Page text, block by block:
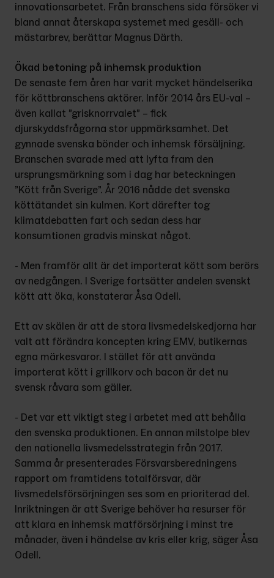
innovationsarbetet. Från branschens sida försöker vi
bland annat återskapa systemet med gesäll- och
mästarbrev, berättar Magnus Därth.
Ökad betoning på inhemsk produktion
De senaste fem åren har varit mycket händelserika
för köttbranschens aktörer. Inför 2014 års EU-val –
även kallat ”grisknorrvalet” – fick
djurskyddsfrågorna stor uppmärksamhet. Det
gynnade svenska bönder och inhemsk försäljning.
Branschen svarade med att lyfta fram den
ursprungsmärkning som i dag har beteckningen
”Kött från Sverige”. År 2016 nådde det svenska
köttätandet sin kulmen. Kort därefter tog
klimatdebatten fart och sedan dess har
konsumtionen gradvis minskat något.
- Men framför allt är det importerat kött som berörs
av nedgången. I Sverige fortsätter andelen svenskt
kött att öka, konstaterar Åsa Odell.
Ett av skälen är att de stora livsmedelskedjorna har
valt att förändra koncepten kring EMV, butikernas
egna märkesvaror. I stället för att använda
importerat kött i grillkorv och bacon är det nu
svensk råvara som gäller.
- Det var ett viktigt steg i arbetet med att behålla
den svenska produktionen. En annan milstolpe blev
den nationella livsmedelsstrategin från 2017.
Samma år presenterades Försvarsberedningens
rapport om framtidens totalförsvar, där
livsmedelsförsörjningen ses som en prioriterad del.
Inriktningen är att Sverige behöver ha resurser för
att klara en inhemsk matförsörjning i minst tre
månader, även i händelse av kris eller krig, säger Åsa
Odell.